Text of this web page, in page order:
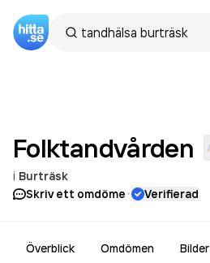
Folktandvården
i Burträsk
Skriv ett omdöme· Verifierad
Överblick Omdömen Bilder